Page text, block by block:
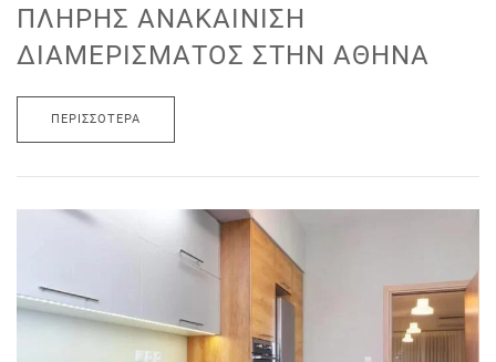
ΠΛΉΡΗΣ ΑΝΑΚΑΊΝΙΣΗ
ΔΙΑΜΕΡΊΣΜΑΤΟΣ ΣΤΗΝ ΑΘΉΝΑ
ΠΕΡΙΣΣΌΤΕΡΑ